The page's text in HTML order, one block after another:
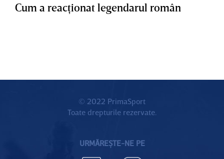
Cum a reacţionat legendarul român
© 2022 PrimaSport
Toate drepturile rezervate.
URMĂREȘTE-NE PE